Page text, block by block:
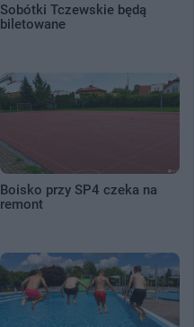
Sobótki Tczewskie będą
biletowane
Boisko przy SP4 czeka na
remont